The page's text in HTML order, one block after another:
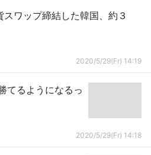
ワップ締結した韓国、約３
2020/5/29(Fr) 14:19
てるようになるっ
2020/5/29(Fr) 14:18